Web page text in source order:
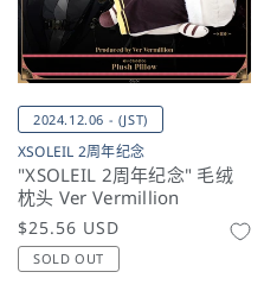
2024.12.06 - (JST)
XSOLEIL 2周年纪念
"XSOLEIL 2周年纪念" 毛绒
枕头 Ver Vermillion
常
规
价
$25.56 USD
SOLD OUT